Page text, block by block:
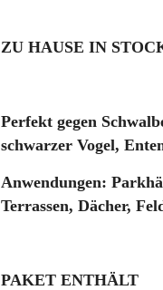
ZU HAUSE IN
Perfekt gegen
schwarzer Vogel,
Anwendungen:
Terrassen, Dächer,
PAKET ENTHÄLT